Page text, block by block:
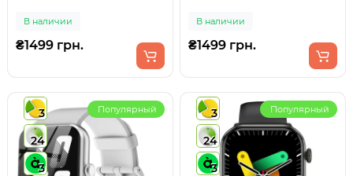
В наличии
₴1499 грн.
В наличии
₴1499 грн.
3
24
3
Популярный
3
24
3
Популярный